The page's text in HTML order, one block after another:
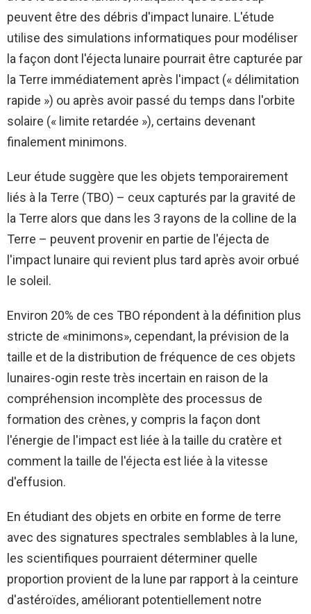
peuvent être des débris d'impact lunaire. L'étude
utilise des simulations informatiques pour modéliser
la façon dont l'éjecta lunaire pourrait être capturée par
la Terre immédiatement après l'impact (« délimitation
rapide ») ou après avoir passé du temps dans l'orbite
solaire (« limite retardée »), certains devenant
finalement minimons.
Leur étude suggère que les objets temporairement
liés à la Terre (TBO) – ceux capturés par la gravité de
la Terre alors que dans les 3 rayons de la colline de la
Terre – peuvent provenir en partie de l'éjecta de
l'impact lunaire qui revient plus tard après avoir orbué
le soleil.
Environ 20% de ces TBO répondent à la définition plus
stricte de «minimons», cependant, la prévision de la
taille et de la distribution de fréquence de ces objets
lunaires-ogin reste très incertain en raison de la
compréhension incomplète des processus de
formation des crènes, y compris la façon dont
l'énergie de l'impact est liée à la taille du cratère et
comment la taille de l'éjecta est liée à la vitesse
d'effusion.
En étudiant des objets en orbite en forme de terre
avec des signatures spectrales semblables à la lune,
les scientifiques pourraient déterminer quelle
proportion provient de la lune par rapport à la ceinture
d'astéroïdes, améliorant potentiellement notre